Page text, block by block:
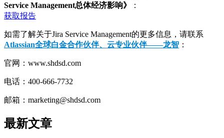
Service Management总体经济影响》
：
获取报告
如需了解关于Jira Service Management的更多信息，请联系
Atlassian全球白金合作伙伴、云专业伙伴——龙智 ：
官网：www.shdsd.com
电话：400-666-7732
邮箱：marketing@shdsd.com
最新文章